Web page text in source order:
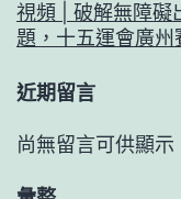
視頻 | 破解無障礙
題，十五運會廣州
近期留言
尚無留言可供顯示